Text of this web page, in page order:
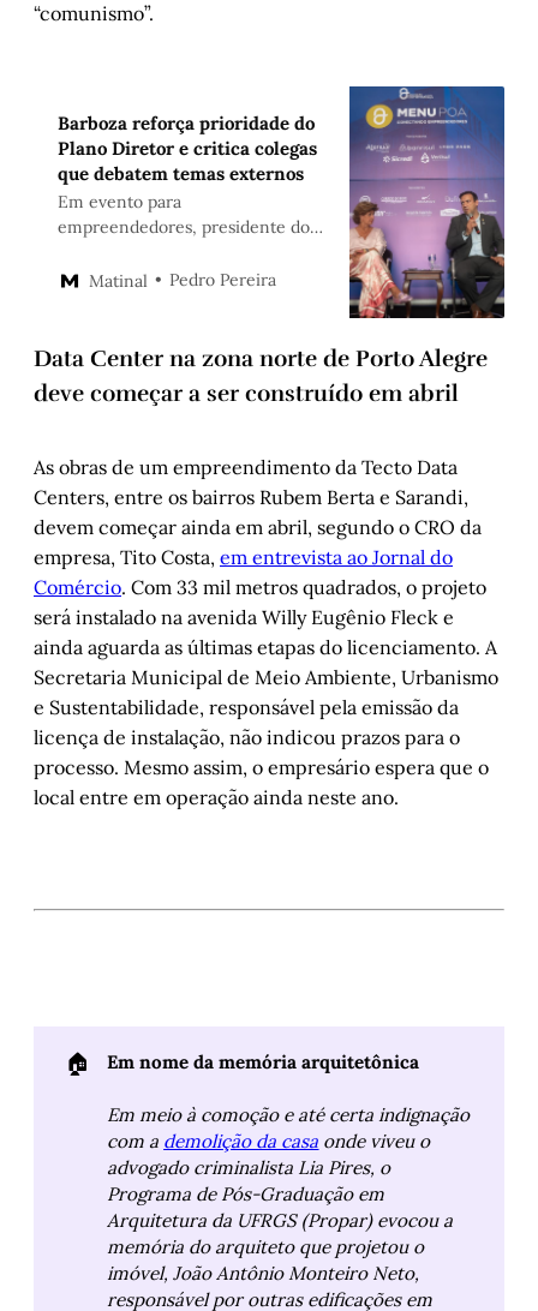
“comunismo”.
Barboza reforça prioridade do
Plano Diretor e critica colegas
que debatem temas externos
Em evento para
empreendedores, presidente do
e pediu fim do debate ideológico
Matinal Pedro Pereira
Data Center na zona norte de Porto Alegre
deve começar a ser construído em abril
As obras de um empreendimento da Tecto Data
Centers, entre os bairros Rubem Berta e Sarandi,
devem começar ainda em abril, segundo o CRO da
empresa, Tito Costa, em entrevista ao Jornal do
Comércio. Com 33 mil metros quadrados, o projeto
será instalado na avenida Willy Eugênio Fleck e
ainda aguarda as últimas etapas do licenciamento. A
Secretaria Municipal de Meio Ambiente, Urbanismo
e Sustentabilidade, responsável pela emissão da
licença de instalação, não indicou prazos para o
processo. Mesmo assim, o empresário espera que o
local entre em operação ainda neste ano.
🏠 Em nome da memória arquitetônica
Em meio à comoção e até certa indignação
com a demolição da casa onde viveu o
advogado criminalista Lia Pires, o
Programa de Pós-Graduação em
Arquitetura da UFRGS (Propar) evocou a
memória do arquiteto que projetou o
imóvel, João Antônio Monteiro Neto,
responsável por outras edificações em